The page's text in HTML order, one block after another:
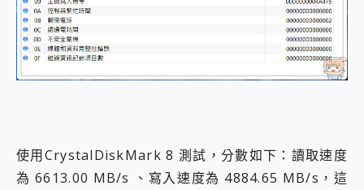
使用CrystalDiskMark 8 測試，分數如下：讀取速度
為 6613.00 MB/s 、寫入速度為 4884.65 MB/s，這